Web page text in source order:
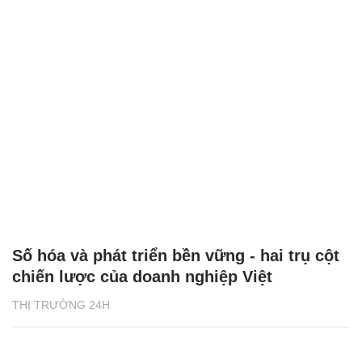
THỊ TRƯỜNG 24H
Số hóa và phát triển bền vững - hai trụ cột
chiến lược của doanh nghiệp Việt